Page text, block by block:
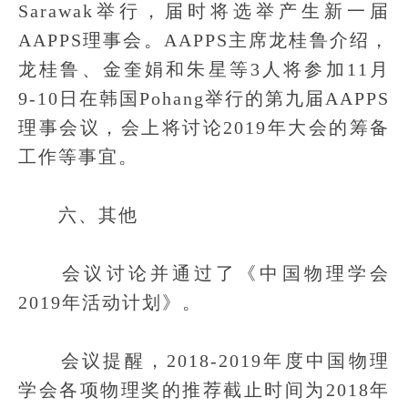
Sarawak举行，届时将选举产生新一届
AAPPS理事会。AAPPS主席龙桂鲁介绍，
龙桂鲁、金奎娟和朱星等3人将参加11月
9-10日在韩国Pohang举行的第九届AAPPS
理事会议，会上将讨论2019年大会的筹备
工作等事宜。
六、其他
会议讨论并通过了《中国物理学会
2019年活动计划》。
会议提醒，2018-2019年度中国物理
学会各项物理奖的推荐截止时间为2018年